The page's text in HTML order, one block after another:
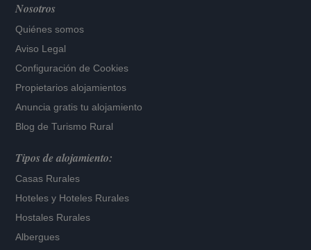
Nosotros
Quiénes somos
Aviso Legal
Configuración de Cookies
Propietarios alojamientos
Anuncia gratis tu alojamiento
Blog de Turismo Rural
Tipos de alojamiento:
Casas Rurales
Hoteles y Hoteles Rurales
Hostales Rurales
Albergues